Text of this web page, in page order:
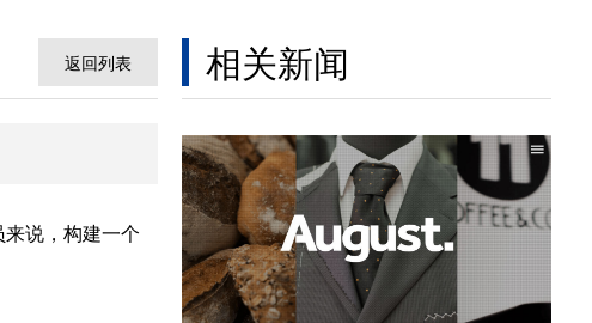
返回列表
说，构建一个
相关新闻